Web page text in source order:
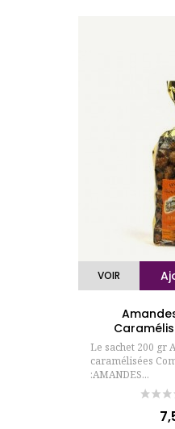
VOIR
Le sachet 200 gr
caramélisées
:AMANDES...